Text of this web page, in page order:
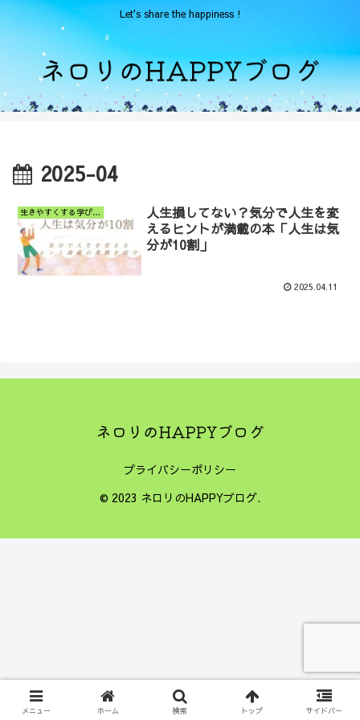
Let's share the happiness !
2025-04
生きやすくする学びと小ネタ
人生損してない？気分で人生を変
えるヒントが満載の本「人生は気
分が10割」
2025.04.11
プライバシーポリシー
© 2023 ネロリのHAPPYブログ.
メニュー ホーム 検索 トップ サイドバー